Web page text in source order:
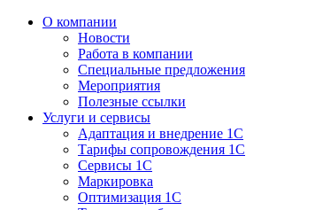
О компании
Новости
Работа в компании
Специальные предложения
Мероприятия
Полезные ссылки
Услуги и сервисы
Адаптация и внедрение 1С
Тарифы сопровождения 1С
Сервисы 1С
Маркировка
Оптимизация 1С